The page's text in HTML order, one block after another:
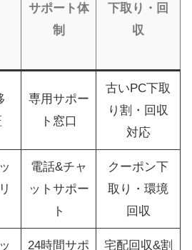
サポート体
制
下取り・回
収
専用サポー
ト窓口
古いPC下取
り割・回収
対応
電話&チャ
ットサポー
ト
クーポン下
取り・環境
回収
24時間サポ
宅配回収&割